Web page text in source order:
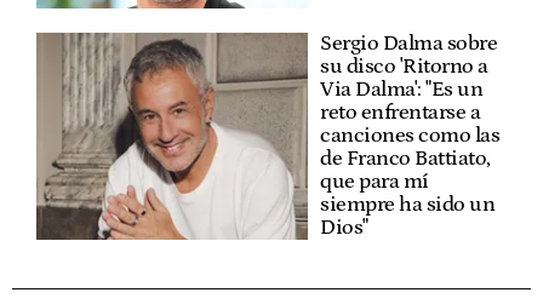
Sergio Dalma sobre
su disco 'Ritorno a
Via Dalma': "Es un
reto enfrentarse a
canciones como las
de Franco Battiato,
que para mí
siempre ha sido un
Dios"